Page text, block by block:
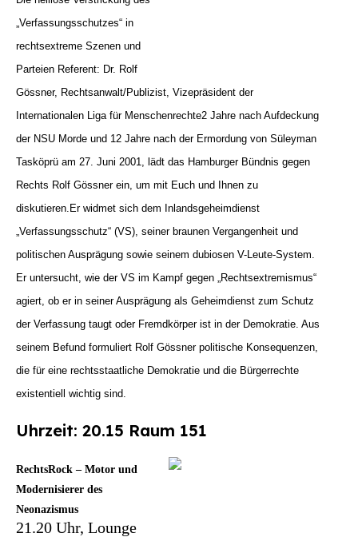
„Verfassungsschutzes“ in
rechtsextreme Szenen und
Parteien Referent: Dr. Rolf
Gössner, Rechtsanwalt/Publizist, Vizepräsident der
Internationalen Liga für Menschenrechte2 Jahre nach Aufdeckung
der NSU Morde und 12 Jahre nach der Ermordung von Süleyman
Tasköprü am 27. Juni 2001, lädt das Hamburger Bündnis gegen
Rechts Rolf Gössner ein, um mit Euch und Ihnen zu
diskutieren. Er widmet sich dem Inlandsgeheimdienst
„Verfassungsschutz“ (VS), seiner braunen Vergangenheit und
politischen Ausprägung sowie seinem dubiosen V-Leute-System.
Er untersucht, wie der VS im Kampf gegen „Rechtsextremismus“
agiert, ob er in seiner Ausprägung als Geheimdienst zum Schutz
der Verfassung taugt oder Fremdkörper ist in der Demokratie. Aus
seinem Befund formuliert Rolf Gössner politische Konsequenzen,
die für eine rechtsstaatliche Demokratie und die Bürgerrechte
existentiell wichtig sind.
Uhrzeit: 20.15 Raum 151
RechtsRock – Motor und
Modernisierer des
Neonazismus
21.20 Uhr, Lounge